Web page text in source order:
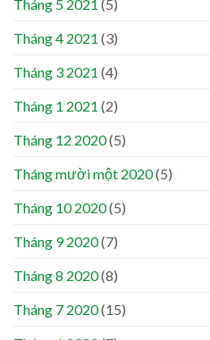
Tháng 5 2021 (5)
Tháng 4 2021 (3)
Tháng 3 2021 (4)
Tháng 1 2021 (2)
Tháng 12 2020(5)
Tháng mười một 2020(5)
Tháng 10 2020(5)
Tháng 9 2020(7)
Tháng 8 2020(8)
Tháng 7 2020(15)